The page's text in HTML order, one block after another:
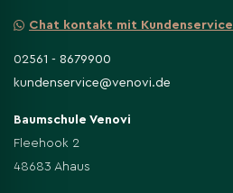
Chat kontakt mit Kundenservice
02561 - 8679900
kundenservice@venovi.de
Baumschule Venovi
Fleehook 2
48683 Ahaus